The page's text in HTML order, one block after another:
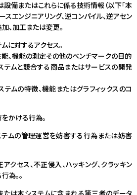
設備またはこれらに係る技術情報（以下「本
ースエンジニアリング、逆コンパイル、逆アセン
加、加工または変更。
に対するアクセス。
能、機能の測定その他のベンチマークの目的
テムと競合する商品またはサービスの開発
ムの特徴、機能またはグラフィックスのコ
かける行為。
ムの管理運営を妨害する行為または妨害
クセス、不正侵入、ハッキング、クラッキン
為。。
たは本システムに含まれる第三者のデータ